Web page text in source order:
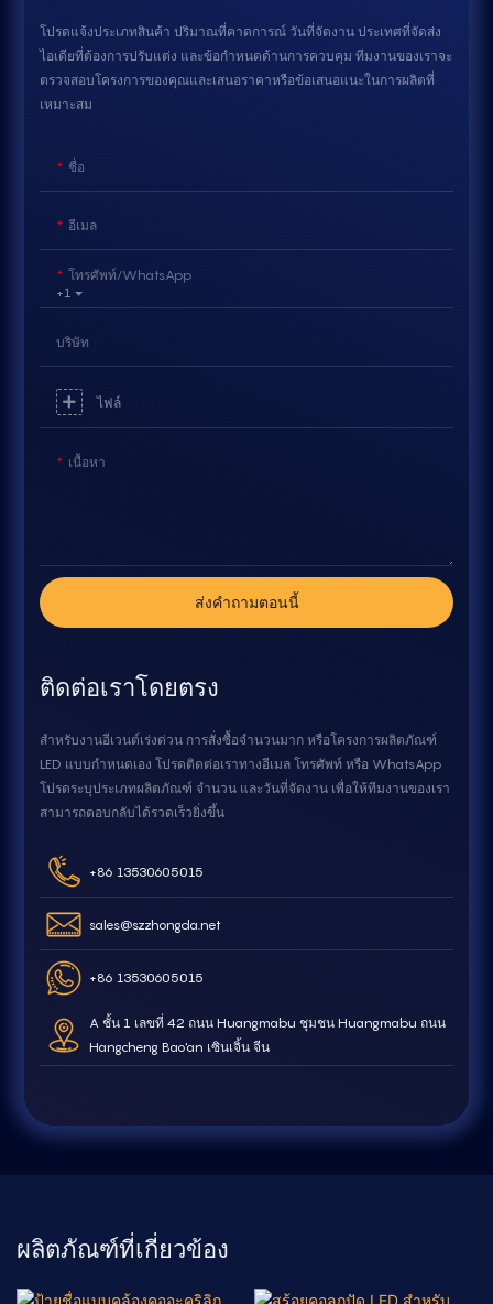
โปรดแจ้งประเภทสินค้า ปริมาณที่คาดการณ์ วันที่จัดงาน ประเทศที่จัดส่ง
ไอเดียที่ต้องการปรับแต่ง และข้อกำหนดด้านการควบคุม ทีมงานของเราจะ
ตรวจสอบโครงการของคุณและเสนอราคาหรือข้อเสนอแนะในการผลิตที่
เหมาะสม
ชื่อ
อีเมล
+1
โทรศัพท์/WhatsApp
บริษัท
ไฟล์
เนื้อหา
ส่งคำถามตอนนี้
ติดต่อเราโดยตรง
สำหรับงานอีเวนต์เร่งด่วน การสั่งซื้อจำนวนมาก หรือโครงการผลิตภัณฑ์
LED แบบกำหนดเอง โปรดติดต่อเราทางอีเมล โทรศัพท์ หรือ WhatsApp
โปรดระบุประเภทผลิตภัณฑ์ จำนวน และวันที่จัดงาน เพื่อให้ทีมงานของเรา
สามารถตอบกลับได้รวดเร็วยิ่งขึ้น
+86 13530605015
sales@szzhongda.net
+86 13530605015
A ชั้น 1 เลขที่ 42 ถนน Huangmabu ชุมชน Huangmabu ถนน
Hangcheng Bao'an เซินเจิ้น จีน
ผลิตภัณฑ์ที่เกี่ยวข้อง